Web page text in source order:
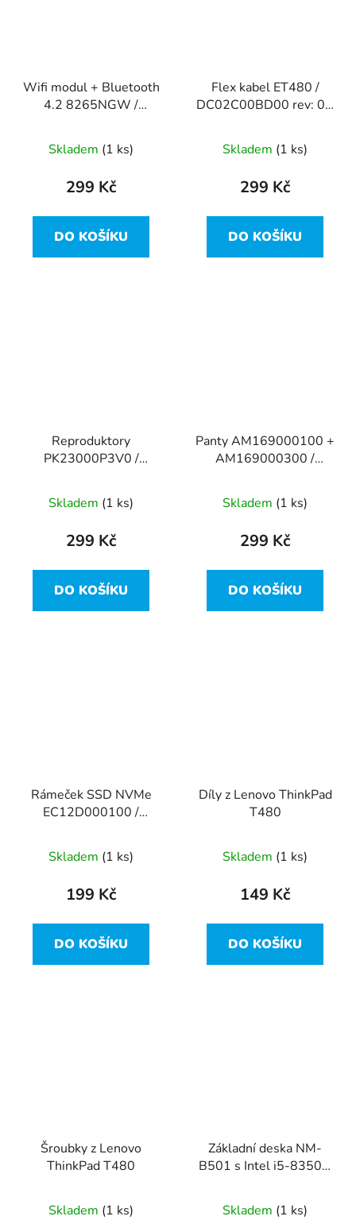
Wifi modul + Bluetooth
4.2 8265NGW /
ThinkPad T480
Skladem (1 ks)
299 Kč
DO KOŠÍKU
Flex kabel ET480 /
DC02C00BD00 rev: 0A
T480
Skladem (1 ks)
299 Kč
DO KOŠÍKU
Reproduktory
PK23000P3V0 /
Lenovo ThinkPad T480
Skladem (1 ks)
299 Kč
DO KOŠÍKU
Panty AM169000100 +
AM169000300 /
ThinkPad T480
Skladem (1 ks)
299 Kč
DO KOŠÍKU
Rámeček SSD NVMe
EC12D000100 /
Lenovo ThinkPad T480
Skladem (1 ks)
199 Kč
DO KOŠÍKU
Díly z Lenovo ThinkPad
T480
Skladem (1 ks)
149 Kč
DO KOŠÍKU
Šroubky z Lenovo
ThinkPad T480
Skladem (1 ks)
Základní deska NM-
B501 s Intel i5-8350U
T480
Skladem (1 ks)